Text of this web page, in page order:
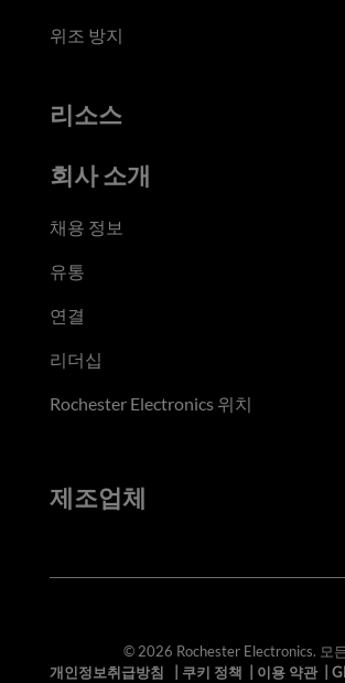
위조 방지
리소스
회사 소개
채용 정보
유통
연결
리더십
Rochester Electronics 위치
제조업체
© 2026 Rochester Electronics. 모
개인정보취급방침
쿠키 정책 이용 약관|